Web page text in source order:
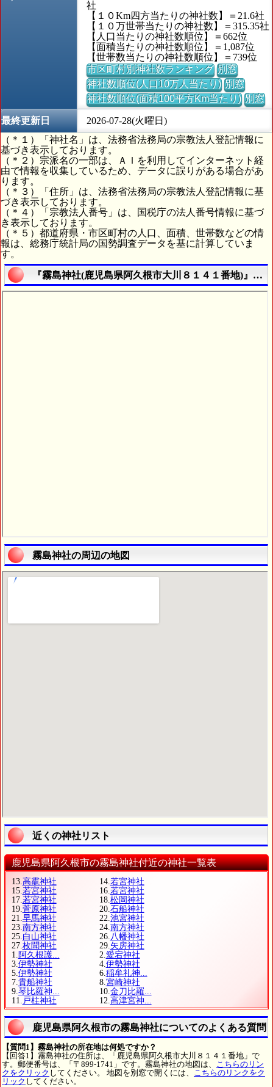
社
【１０Km四方当たりの神社数】＝21.6社
【１０万世帯当たりの神社数】＝315.35社
【人口当たりの神社数順位】＝662位
【面積当たりの神社数順位】＝1,087位
【世帯数当たりの神社数順位】＝739位
市区町村別神社数ランキング 別窓
神社数順位(人口10万人当たり) 別窓
神社数順位(面積100平方Km当たり) 別窓
最終更新日
2026-07-28(火曜日)
（＊１）「神社名」は、法務省法務局の宗教法人登記情報に
基づき表示しております。
（＊２）宗派名の一部は、ＡＩを利用してインターネット経
由で情報を収集しているため、データに誤りがある場合があ
ります。
（＊３）「住所」は、法務省法務局の宗教法人登記情報に基
づき表示しております。
（＊４）「宗教法人番号」は、国税庁の法人番号情報に基づ
き表示しております。
（＊５）都道府県・市区町村の人口、面積、世帯数などの情
報は、総務庁統計局の国勢調査データを基に計算していま
す。
『霧島神社(鹿児島県阿久根市大川８１４１番地)』の
霧島神社の周辺の地図
近くの神社リスト
鹿児島県阿久根市の霧島神社付近の神社一覧表
13.高靇神社 14.若宮神社
15.若宮神社 16.若宮神社
17.若宮神社 18.松岡神社
19.菅原神社 20.石船神社
21.早馬神社 22.池宮神社
23.南方神社 24.南方神社
25.白山神社 26.八幡神社
27.枚聞神社 29.矢房神社
1. 阿久根護... 2.愛宕神社
3.伊勢神社 4.伊勢神社
5.伊勢神社 6.稲牟礼神...
7.貴船神社 8.宮崎神社
9.琴比羅神... 10.金刀比羅...
11. 戸柱神社 12.高津宮神...
鹿児島県阿久根市の霧島神社についてのよくある質問
【質問1】霧島神社の所在地は何処ですか？
【回答1】霧島神社の住所は、「鹿児島県阿久根市大川８１４１番地」で
す。郵便番号は、「〒899-1741」です。霧島神社の地図は、 こちらのリン
クをクリック してください。 地図を別窓で開くには、 こちらのリンクをク
リック してください。